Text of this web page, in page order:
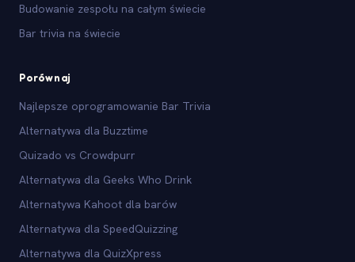
Budowanie zespołu na całym świecie
Bar trivia na świecie
Porównaj
Najlepsze oprogramowanie Bar Trivia
Alternatywa dla Buzztime
Quizado vs Crowdpurr
Alternatywa dla Geeks Who Drink
Alternatywa Kahoot dla barów
Alternatywa dla SpeedQuizzing
Alternatywa dla QuizXpress